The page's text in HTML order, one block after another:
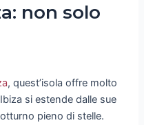
non solo
, quest’isola offre molto
si estende dalle sue
pieno di stelle.